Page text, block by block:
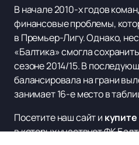
В начале 2010-х годов
финансовые проблемы,
в Премьер-Лигу. Однако,
«Балтика» смогла
сезоне 2014/15. В
балансировала на грани
занимает 16-е место в
Посетите наш сайт и
в которых участвует ФК